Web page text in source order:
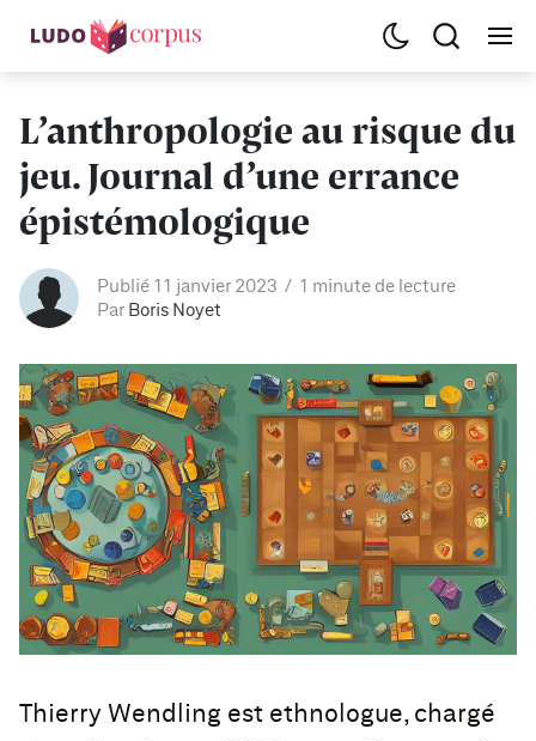
L’anthropologie au risque du
jeu. Journal d’une errance
épistémologique
Publié 11 janvier 2023
1 minute de lecture
Par Boris Noyet
Thierry Wendling est ethnologue, chargé